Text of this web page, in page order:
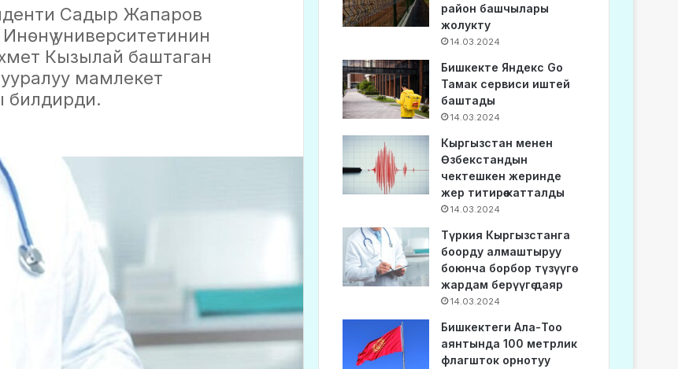
Садыр Жапаров
университетинин
Кызылай баштаган
мамлекет
билдирди.
район башчылары
жолукту
14.03.2024
Бишкекте Яндекс Go
Тамак сервиси иштей
баштады
14.03.2024
Кыргызстан менен
Өзбекстандын
чектешкен жеринде
жер титирөө катталды
14.03.2024
Түркия Кыргызстанга
боорду алмаштыруу
боюнча борбор түзүүгө
жардам берүүгө даяр
14.03.2024
Бишкектеги Ала-Тоо
аянтында 100 метрлик
флагшток орнотуу